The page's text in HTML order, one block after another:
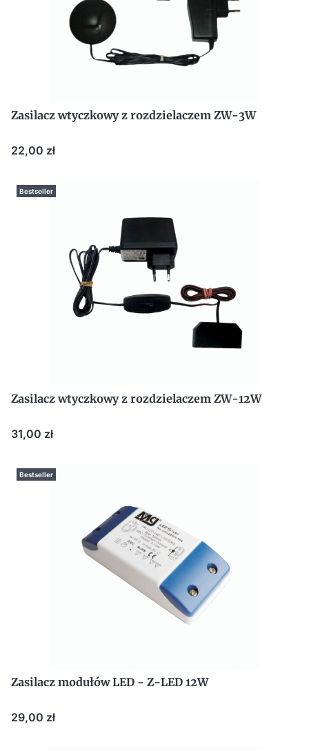
Zasilacz wtyczkowy z rozdzielaczem ZW-3W
Cena
22,00 zł
Bestseller
Zasilacz wtyczkowy z rozdzielaczem ZW-12W
Cena
31,00 zł
Bestseller
Zasilacz modułów LED - Z-LED 12W
Cena
29,00 zł